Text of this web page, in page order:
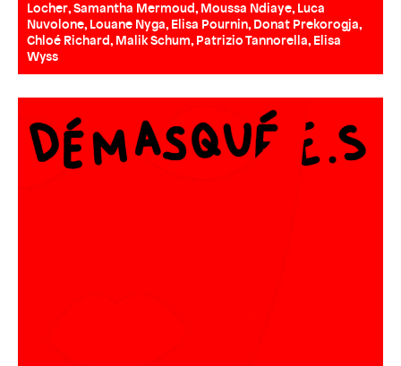
Locher, Samantha Mermoud, Moussa Ndiaye, Luca
Nuvolone, Louane Nyga, Elisa Pournin, Donat Prekorogja,
Chloé Richard, Malik Schum, Patrizio Tannorella, Elisa
Wyss